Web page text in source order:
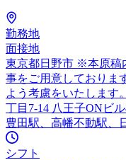
勤務地
面接地
東京都日野市 ※本原稿
事をご用意しておりま
よう考慮をいたします
丁目7-14 八王子ONビ
豊田駅、高幡不動駅、
シフト